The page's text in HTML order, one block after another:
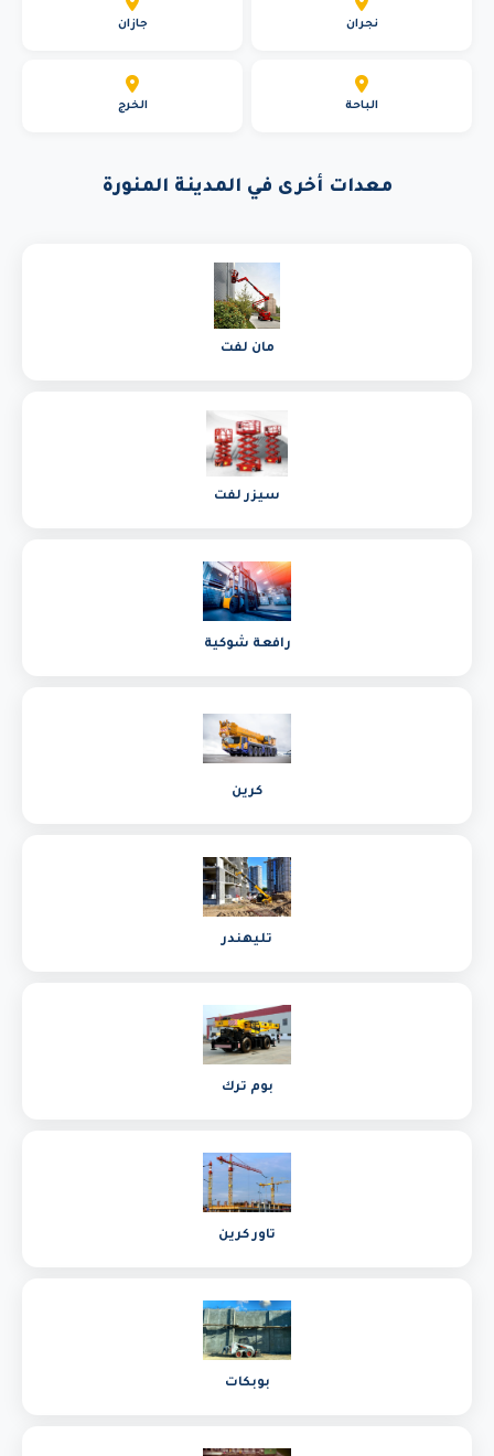
نجران جازان
الباحة الخرج
معدات أخرى في المدينة المنورة
مان لفت
سيزر لفت
رافعة شوكية
كرين
تليهندر
بوم ترك
تاور كرين
بوبكات